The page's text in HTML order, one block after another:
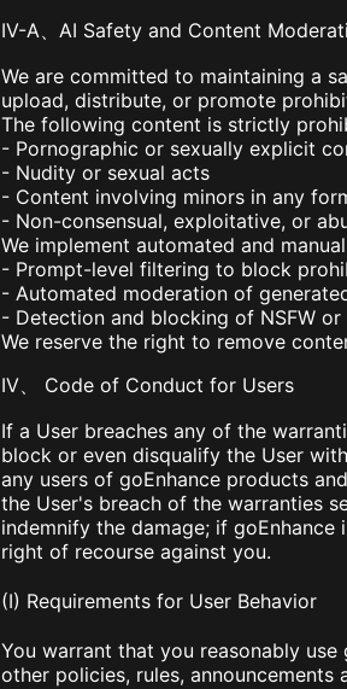
IV-A、AI Safety and Content
We are committed to maintaining a
upload, distribute, or promote
The following content is strictly
- Pornographic or sexually explicit
- Nudity or sexual acts
- Content involving minors in any
- Non-consensual, exploitative, or
We implement automated and
- Prompt-level filtering to block
- Automated moderation of
- Detection and blocking of NSFW
We reserve the right to remove
IV、 Code of Conduct for Users
If a User breaches any of the
block or even disqualify the User
any users of goEnhance products
the User's breach of the warranties
indemnify the damage; if
right of recourse against you.
(I) Requirements for User Behavior
You warrant that you reasonably
other policies, rules,